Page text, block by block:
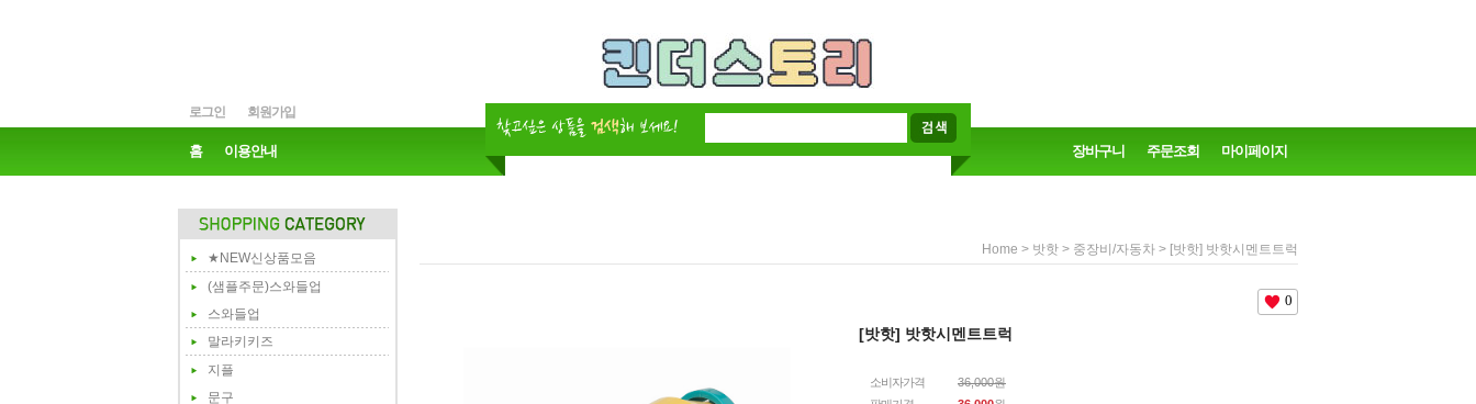
로그인 회원가입
홈 이용안내 장바구니 주문조회 마이페이지
★NEW신상품모음
(샘플주문)스와들업
스와들업
말라키키즈
지플
문구
Home > 밧핫 > 중장비/자동차 > [밧핫] 밧핫시멘트트럭
0
[밧핫] 밧핫시멘트트럭
소비자가격
36,000원